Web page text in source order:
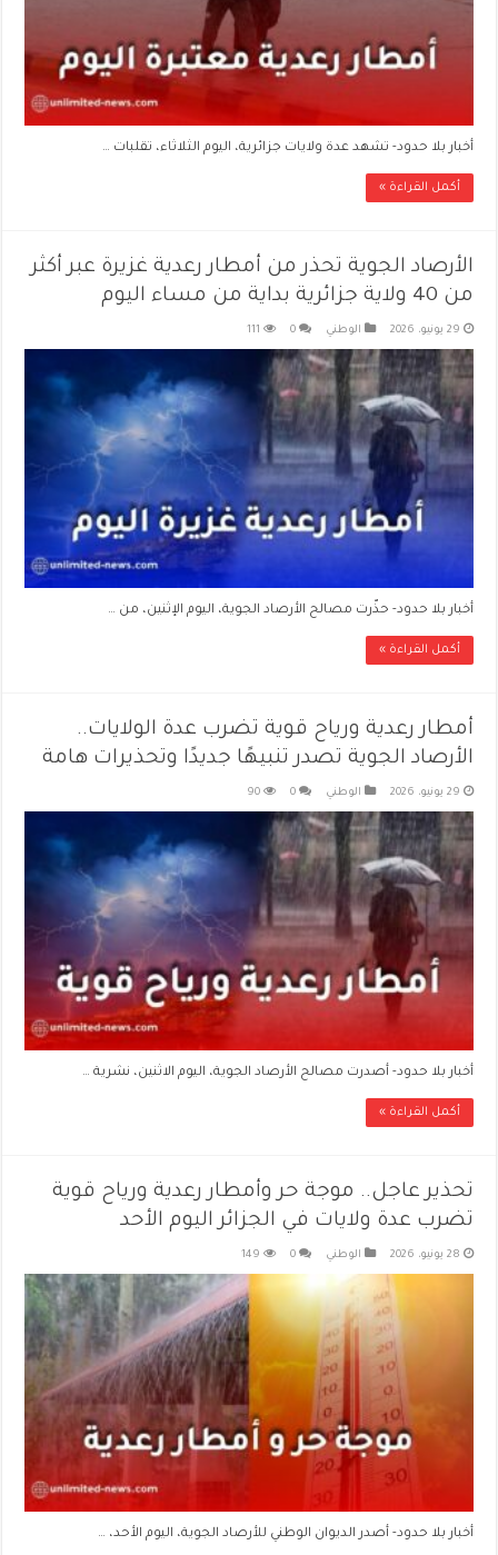
أخبار بلا حدود- تشهد عدة ولايات جزائرية، اليوم الثلاثاء، تقلبات …
أكمل القراءة »
الأرصاد الجوية تحذر من أمطار رعدية غزيرة عبر أكثر
من 40 ولاية جزائرية بداية من مساء اليوم
29 يونيو، 2026 الوطني 0
111
أخبار بلا حدود- حذّرت مصالح الأرصاد الجوية، اليوم الإثنين، من …
أكمل القراءة »
أمطار رعدية ورياح قوية تضرب عدة الولايات..
الأرصاد الجوية تصدر تنبيهًا جديدًا وتحذيرات هامة
29 يونيو، 2026 الوطني 0
90
أخبار بلا حدود- أصدرت مصالح الأرصاد الجوية، اليوم الاثنين، نشرية …
أكمل القراءة »
تحذير عاجل.. موجة حر وأمطار رعدية ورياح قوية
تضرب عدة ولايات في الجزائر اليوم الأحد
28 يونيو، 2026 الوطني 0
149
أخبار بلا حدود- أصدر الديوان الوطني للأرصاد الجوية، اليوم الأحد، …